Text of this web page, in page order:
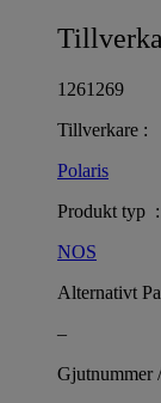
1261269
Tillverkare :
Polaris
Produkt typ :
NOS
Alternativt
–
Gjutnummer